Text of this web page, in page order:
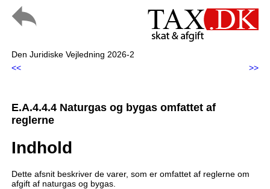
Den Juridiske Vejledning 2026-2
<<
>>
E.A.4.4.4 Naturgas og bygas omfattet af
reglerne
Indhold
Dette afsnit beskriver de varer, som er omfattet af reglerne om
afgift af naturgas og bygas.